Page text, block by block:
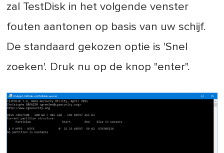
zal TestDisk in het volgende venster
fouten aantonen op basis van uw schijf.
De standaard gekozen optie is 'Snel
zoeken'. Druk nu op de knop "enter".